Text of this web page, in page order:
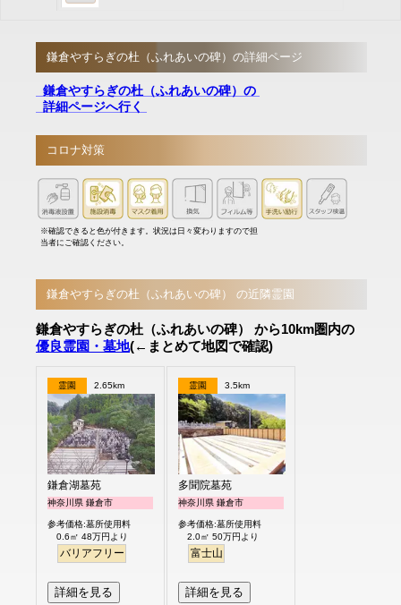
鎌倉やすらぎの杜（ふれあいの碑）の詳細ページ
鎌倉やすらぎの杜（ふれあいの碑）の
詳細ページへ行く
コロナ対策
※確認できると色が付きます。状況は日々変わりますので担
当者にご確認ください。
鎌倉やすらぎの杜（ふれあいの碑） の近隣霊園
鎌倉やすらぎの杜（ふれあいの碑） から10km圏内の
優良霊園・墓地(←まとめて地図で確認)
霊園 2.65km
鎌倉湖墓苑
神奈川県 鎌倉市
参考価格:墓所使用料
0.6㎡ 48万円より
バリアフリー
詳細を見る
霊園 3.5km
多聞院墓苑
神奈川県 鎌倉市
参考価格:墓所使用料
2.0㎡ 50万円より
富士山
詳細を見る